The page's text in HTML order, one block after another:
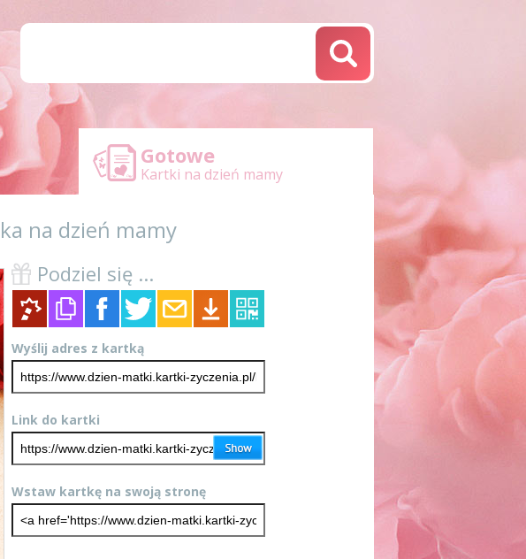
Gotowe
Kartki na dzień mamy
na dzień mamy
Podziel się ...
Wyślij adres z kartką
Link do kartki
Wstaw kartkę na swoją stronę